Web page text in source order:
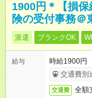
1900円＊【損
険の受付事務＠
派遣 ブランクOK
給与
時給1900円
交通費別
交通費 全額